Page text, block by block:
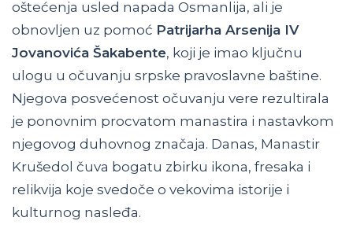
oštećenja usled napada Osmanlija, ali je
obnovljen uz pomoć Patrijarha Arsenija IV
Jovanovića Šakabente, koji je imao ključnu
ulogu u očuvanju srpske pravoslavne baštine.
Njegova posvećenost očuvanju vere rezultirala
je ponovnim procvatom manastira i nastavkom
njegovog duhovnog značaja. Danas, Manastir
Krušedol čuva bogatu zbirku ikona, fresaka i
relikvija koje svedoče o vekovima istorije i
kulturnog nasleđa.